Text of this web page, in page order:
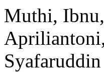
Muthi,